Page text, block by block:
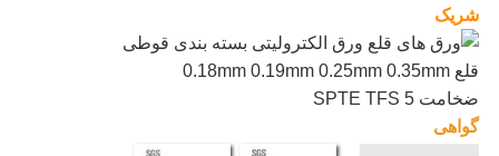
شریک
گواهی